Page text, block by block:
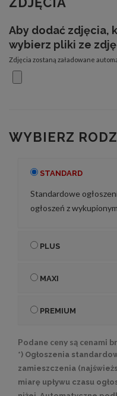
Aby dodać zdjęcia,
wybierz pliki ze
Zdjęcia zostaną załadowane
WYBIERZ
STANDARD
Standardowe
ogłoszeń z
PLUS
MAXI
PREMIUM
Podane ceny są cenami
*) Ogłoszenia
zamieszczenia
miarę upływu czasu